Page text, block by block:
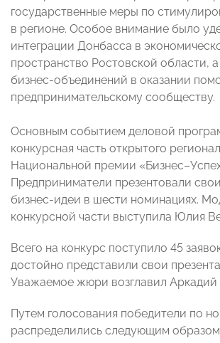
государственные меры по
в регионе. Особое внимание было
интеграции Донбасса в
пространство Ростовской области,
бизнес-объединений в оказании
предпринимательскому сообществу.
Основным событием деловой
конкурсная часть открытого
Национальной премии
Предприниматели презентовали
бизнес-идеи в шести номинациях.
конкурсной части выступила Юлия
Всего на конкурс поступило 45
достойно представили свои
Уважаемое жюри возглавил Аркадий
Путем голосования победители по
распределились следующим